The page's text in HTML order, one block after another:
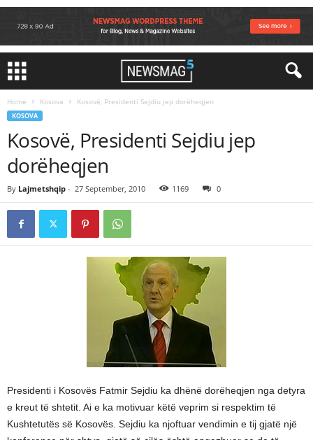
Home Kosova Kosovë, Presidenti Sejdiu jep dorëheqjen
KOSOVA
Kosovë, Presidenti Sejdiu jep
dorëheqjen
By Lajmetshqip - 27 September, 2010 1169 0
Presidenti i Kosovës Fatmir Sejdiu ka dhënë dorëheqjen nga detyra
e kreut të shtetit. Ai e ka motivuar këtë veprim si respektim të
Kushtetutës së Kosovës. Sejdiu ka njoftuar vendimin e tij gjatë një